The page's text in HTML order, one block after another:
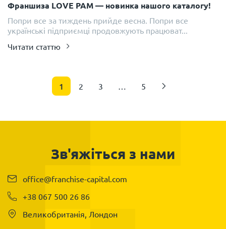
Франшиза LOVE PAM — новинка нашого каталогу!
Попри все за тиждень прийде весна. Попри все
українські підприємці продовжують працюват...
Читати статтю
1 2 3 … 5
Зв'яжіться з нами
office@franchise-capital.com
+38 067 500 26 86
Великобританія, Лондон